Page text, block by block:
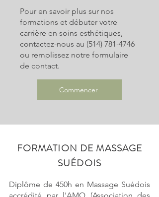
Pour en savoir plus sur nos
formations et débuter votre
carrière en soins esthétiques,
contactez-nous au (514) 781-4746
ou remplissez notre formulaire
de contact.
Commencer
FORMATION DE MASSAGE
SUÉDOIS
Diplôme de 450h en Massage Suédois